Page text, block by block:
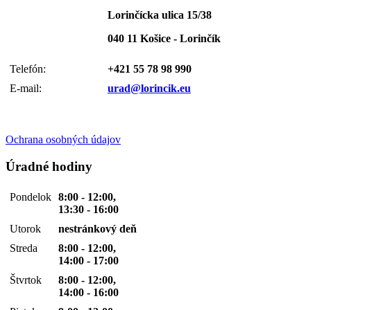
Lorinčícka ulica 15/38
040 11 Košice - Lorinčík
Telefón:
+421 55 78 98 990
E-mail:
urad@lorincik.eu
Ochrana osobných údajov
Úradné hodiny
Pondelok 8:00 - 12:00,
13:30 - 16:00
Utorok
nestránkový deň
Streda
8:00 - 12:00,
14:00 - 17:00
Štvrtok
8:00 - 12:00,
14:00 - 16:00